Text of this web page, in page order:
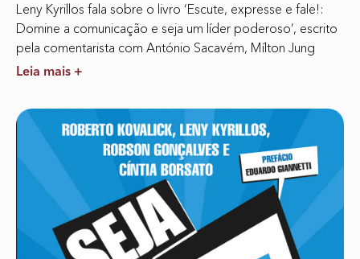
Leny Kyrillos fala sobre o livro ‘Escute, expresse e fale!:
Domine a comunicação e seja um líder poderoso’, escrito
pela comentarista com António Sacavém, Mílton Jung
Leia mais +